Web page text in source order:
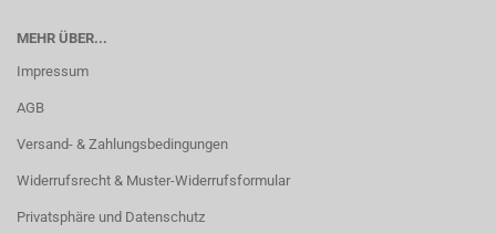
MEHR ÜBER...
Impressum
AGB
Versand- & Zahlungsbedingungen
Widerrufsrecht & Muster-Widerrufsformular
Privatsphäre und Datenschutz